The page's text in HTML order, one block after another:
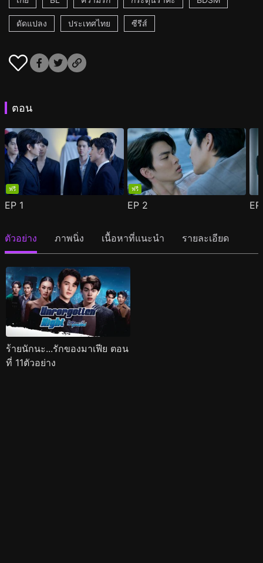
ดัดแปลง ประเทศไทย ซีรีส์
ตอน
ฟรี
EP 1
ฟรี
EP 2
ตัวอย่าง ภาพนิ่ง เนื้อหาที่แนะนำ รายละเอียด
ร้ายนักนะ...รักของมาเฟีย ตอน
ที่ 11ตัวอย่าง